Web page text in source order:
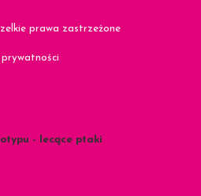
prawa zastrzeżone